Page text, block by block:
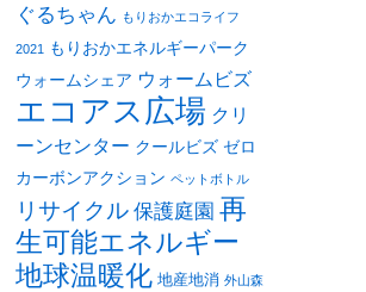
ぐるちゃん もりおかエコライフ
2021
もりおかエネルギーパーク
ウォームシェア ウォームビズ
エコアス広場 クリ
ーンセンター クールビズ ゼロ
カーボンアクション ペットボトル
リサイクル 保護庭園 再
生可能エネルギー
地球温暖化 地産地消 外山森